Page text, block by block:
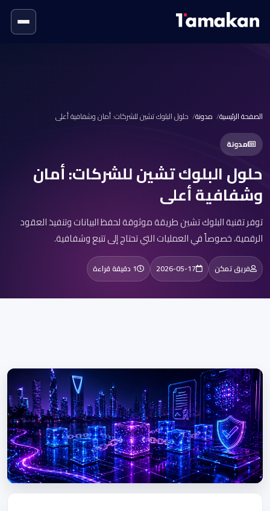
الصفحة الرئيسية مدونة حلول البلوك تشين للشركات: أمان وشفافية أعلى
مدونة
حلول البلوك تشين للشركات: أمان
وشفافية أعلى
توفر تقنية البلوك تشين طريقة موثوقة لحفظ البيانات وتنفيذ العقود
الرقمية، خصوصاً في العمليات التي تحتاج إلى تتبع وشفافية.
فريق تمكن 2026-05-17 1 دقيقة قراءة